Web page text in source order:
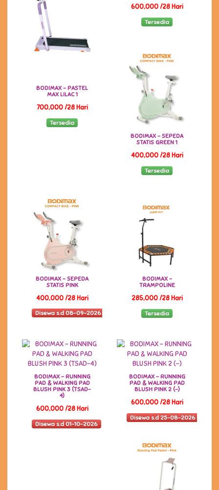
BODIMAX - PASTEL
MAX LILAC 1
700,000 /28 Hari
Tersedia
600,000 /28 Hari
Tersedia
BODIMAX - SEPEDA
STATIS GREEN 1
400,000 /28 Hari
Tersedia
BODIMAX - SEPEDA
STATIS PINK
400,000 /28 Hari
Disewa s.d 08-09-2026
BODIMAX -
TRAMPOLINE
285,000 /28 Hari
Tersedia
BODIMAX - RUNNING
PAD & WALKING PAD
BLUSH PINK 3 (TSAD-
4)
600,000 /28 Hari
Disewa s.d 01-10-2026
BODIMAX - RUNNING
PAD & WALKING PAD
BLUSH PINK 2 (-)
600,000 /28 Hari
Disewa s.d 25-08-2026